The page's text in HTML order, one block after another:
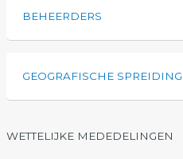
BEHEERDERS
GEOGRAFISCHE SPREIDING
WETTELIJKE MEDEDELINGEN